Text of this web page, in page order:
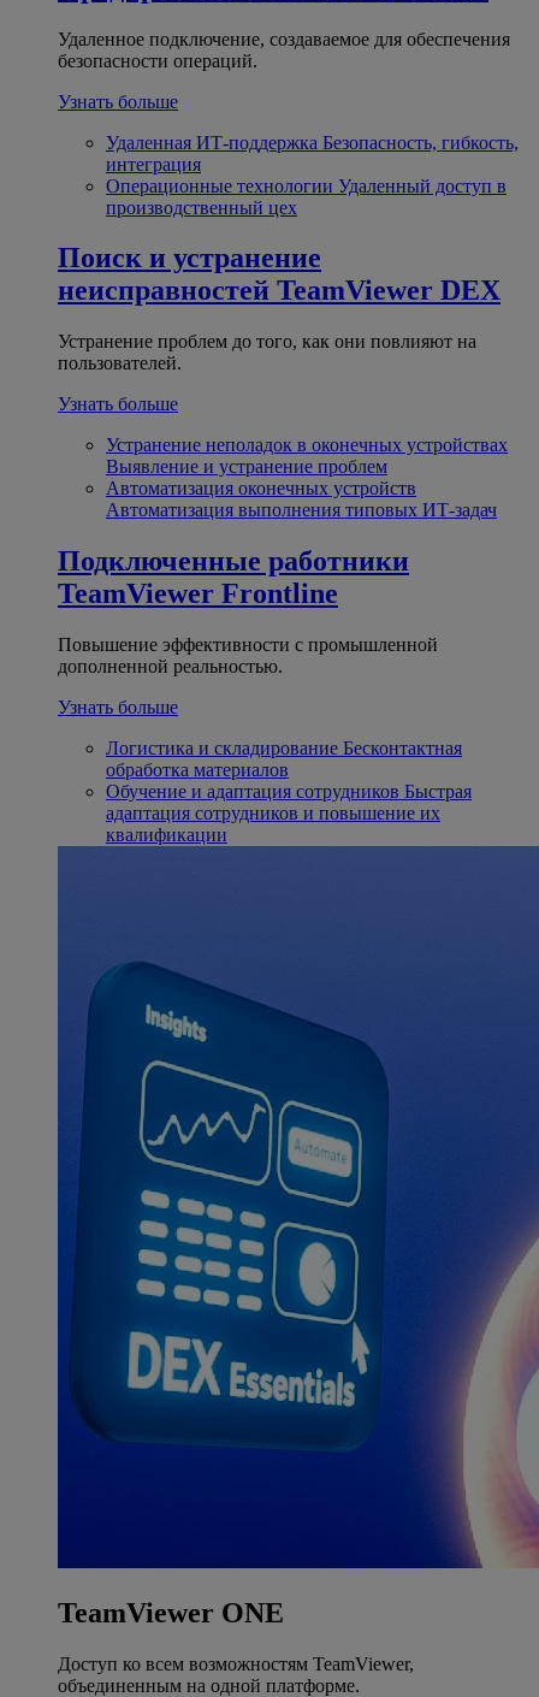
Удаленное подключение, создаваемое для обеспечения
безопасности операций.
Узнать больше
Удаленная ИТ-поддержка Безопасность, гибкость,
интеграция
Операционные технологии Удаленный доступ в
производственный цех
Поиск и устранение
неисправностей TeamViewer DEX
Устранение проблем до того, как они повлияют на
пользователей.
Узнать больше
Устранение неполадок в оконечных устройствах
Выявление и устранение проблем
Автоматизация оконечных устройств
Автоматизация выполнения типовых ИТ-задач
Подключенные работники
TeamViewer Frontline
Повышение эффективности с промышленной
дополненной реальностью.
Узнать больше
Логистика и складирование Бесконтактная
обработка материалов
Обучение и адаптация сотрудников Быстрая
адаптация сотрудников и повышение их
квалификации
TeamViewer ONE
Доступ ко всем возможностям TeamViewer,
объединенным на одной платформе.